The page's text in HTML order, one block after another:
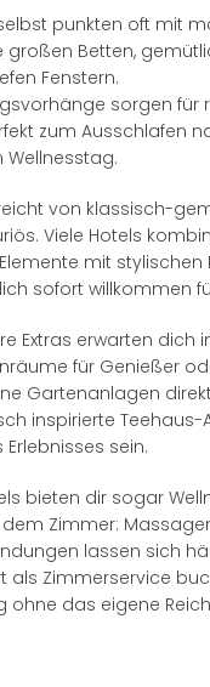
punkten oft mit
großen Betten,
Fenstern.
sorgen für
zum Ausschlafen
von klassisch-
Viele Hotels
mit stylischen
sofort willkommen
Extras erwarten dich
für Genießer
Gartenanlagen
inspirierte
Erlebnisses sein.
bieten dir sogar
Zimmer:
lassen sich
als Zimmerservice
ohne das eigene